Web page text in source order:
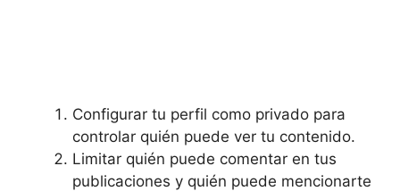
Configurar ⁣tu perfil como privado para
controlar quién ⁣puede​ ver tu contenido.
Limitar quién puede comentar en tus
publicaciones y quién puede mencionarte